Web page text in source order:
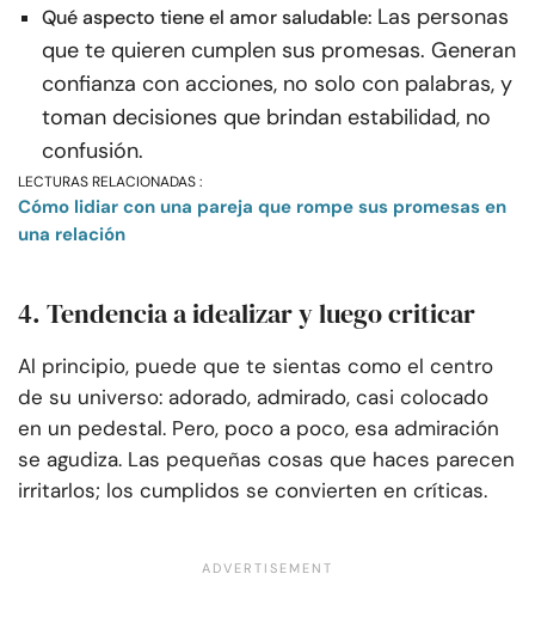
Qué aspecto tiene el amor saludable: Las personas
que te quieren cumplen sus promesas. Generan
confianza con acciones, no solo con palabras, y
toman decisiones que brindan estabilidad, no
confusión.
LECTURAS RELACIONADAS :
Cómo lidiar con una pareja que rompe sus promesas en
una relación
4. Tendencia a idealizar y luego criticar
Al principio, puede que te sientas como el centro
de su universo: adorado, admirado, casi colocado
en un pedestal. Pero, poco a poco, esa admiración
se agudiza. Las pequeñas cosas que haces parecen
irritarlos; los cumplidos se convierten en críticas.